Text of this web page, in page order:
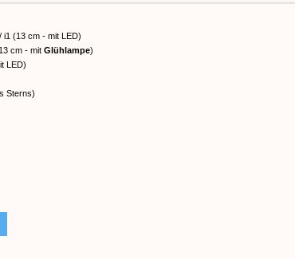
i1 (13 cm - mit LED)
cm - mit Glühlampe)
LED)
Sterns)